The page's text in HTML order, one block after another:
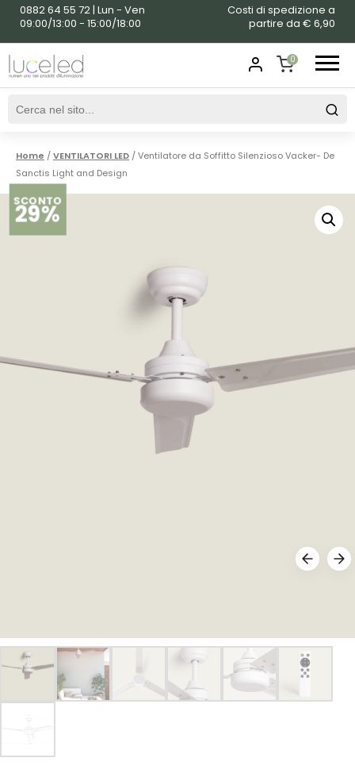
0882 64 55 72 | Lun - Ven
09:00/13:00 - 15:00/18:00
Costi di spedizione a
partire da € 6,90
0
SHOPPING
Home /VENTILATORI LED / Ventilatore da Soffitto Silenzioso Vacker- De
Sanctis Light and Design
SCONTO
29%